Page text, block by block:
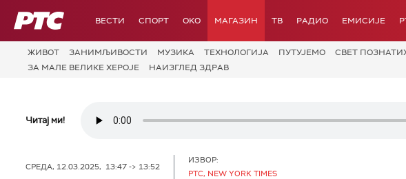
РТС ВЕСТИ СПОРТ OKO МАГАЗИН ТВ РАДИО ЕМИСИЈЕ
ЖИВОТ ЗАНИМЉИВОСТИ МУЗИКА ТЕХНОЛОГИЈA ПУТУЈЕМО СВЕТ
ЗА МАЛЕ ВЕЛИКЕ ХЕРОЈЕ
НАИЗГЛЕД ЗДРАВ
Читај ми!
СРЕДА, 12.03.2025, 13:47 -> 13:52
ИЗВОР:
РТС, NEW YORK TIMES